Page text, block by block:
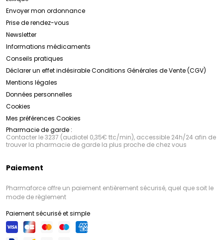
Envoyer mon ordonnance
Prise de rendez-vous
Newsletter
Informations médicaments
Conseils pratiques
Déclarer un effet indésirableConditions Générales de Vente (CGV)
Mentions légales
Données personnelles
Cookies
Mes préférences Cookies
Pharmacie de garde :
Contacter le 3237 (audiotel 0,35€ ttc/min), accessible 24h/24 afin de
trouver la pharmacie de garde la plus proche de chez vous
Paiement
Pharmaforce offre un paiement entièrement sécurisé, quel que soit le
mode de règlement
Paiement sécurisé et simple